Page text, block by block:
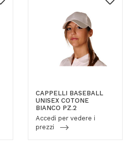
CAPPELLI BASEBALL
UNISEX COTONE
BIANCO PZ.2
Accedi per vedere i
prezzi